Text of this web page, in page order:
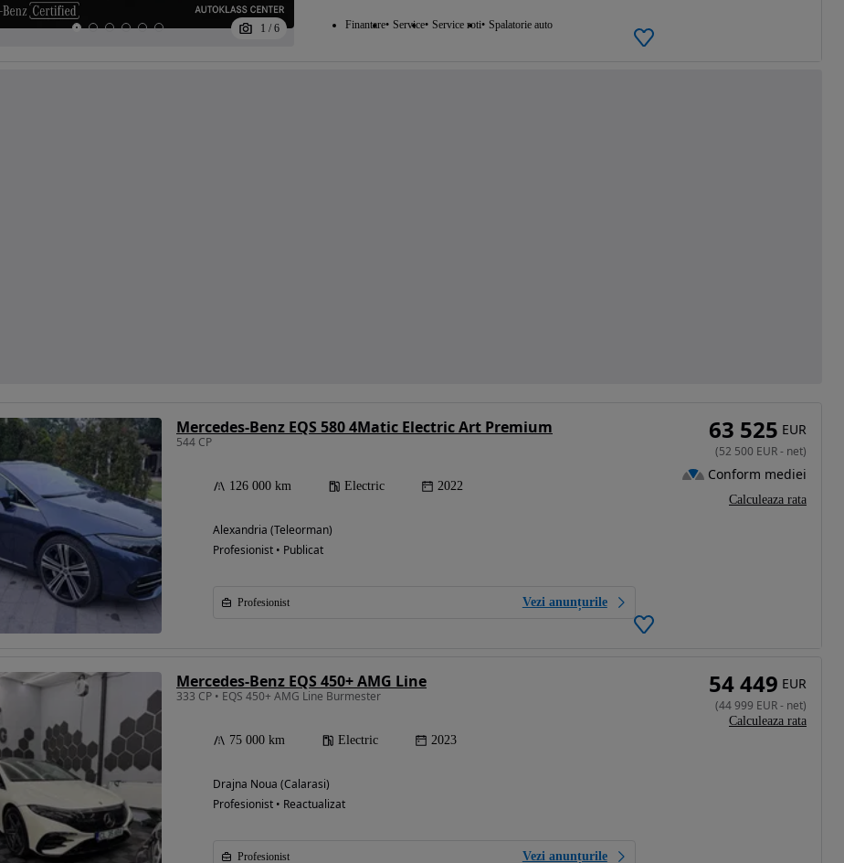
1 / 6 Finantare Service Service roti Spalatorie auto
Mercedes-Benz EQS 580 4Matic Electric Art Premium
544 CP
126 000 km Electric 2022
Alexandria (Teleorman)
Profesionist • Publicat
Profesionist Vezi anunțurile
63 525 EUR
(52 500 EUR- net)
Conform mediei
Calculeaza rata
Mercedes-Benz EQS 450+ AMG Line
333 CP • EQS 450+ AMG Line Burmester
75 000 km Electric 2023
Drajna Noua (Calarasi)
Profesionist • Reactualizat
Profesionist Vezi anunțurile
54 449 EUR
(44 999 EUR- net)
Calculeaza rata